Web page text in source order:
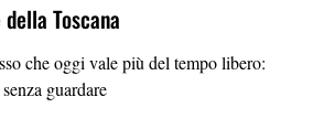
Toscana
che oggi vale più del tempo libero:
guardare